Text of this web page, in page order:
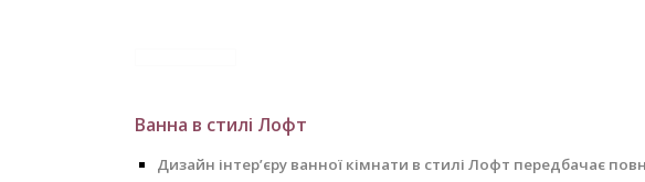
Ванна в стилі Лофт
Дизайн інтер’єру ванної кімнати в стилі Лофт передбачає